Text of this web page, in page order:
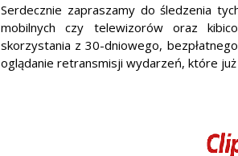
Serdecznie zapraszamy do śledzenia
mobilnych czy telewizorów oraz
skorzystania z 30-dniowego,
oglądanie retransmisji wydarzeń, które już